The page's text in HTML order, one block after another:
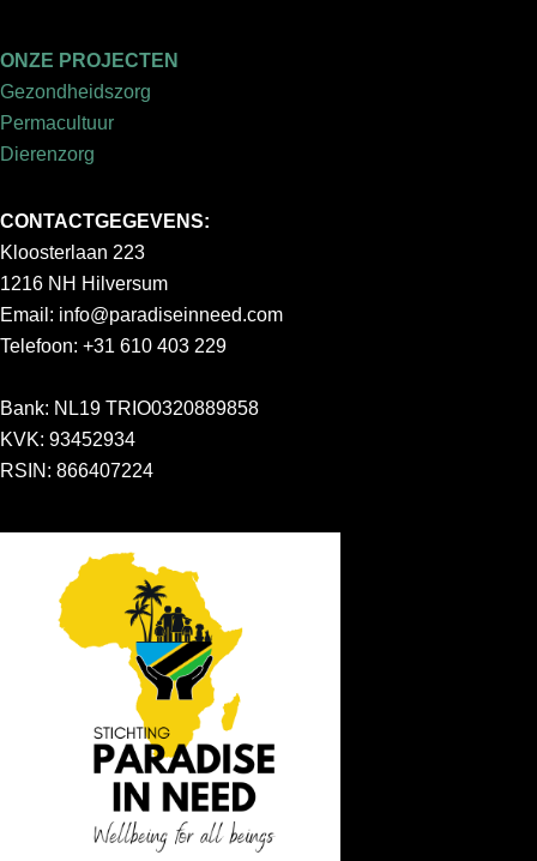
ONZE PROJECTEN
Gezondheidszorg
Permacultuur
Dierenzorg
CONTACTGEGEVENS:
Kloosterlaan 223
1216 NH Hilversum
Email: info@paradiseinneed.com
Telefoon: +31 610 403 229
Bank: NL19 TRIO0320889858
KVK: 93452934
RSIN: 866407224